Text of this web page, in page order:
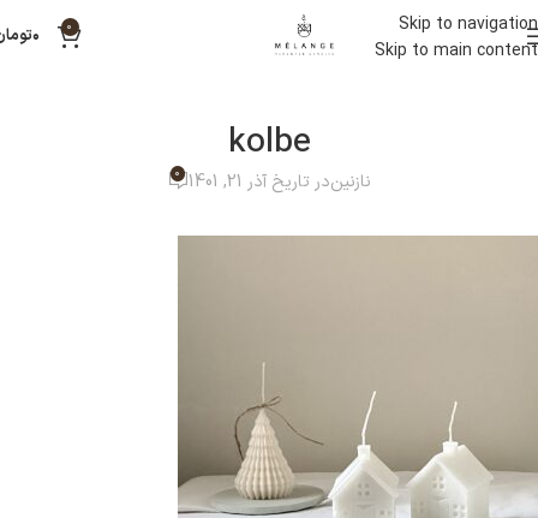
Skip to navigation
Skip to main content
0 ۰
kolbe
نازنیندر تاریخ آذر 21, 1401 0